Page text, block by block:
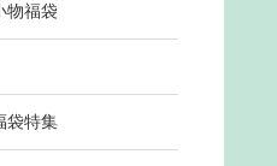
物福袋
袋特集